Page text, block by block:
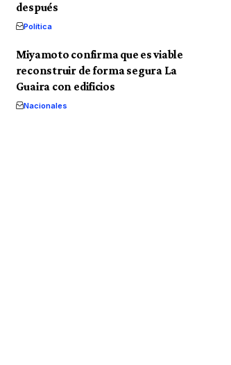
después
Política
Miyamoto confirma que es viable
reconstruir de forma segura La
Guaira con edificios
Nacionales